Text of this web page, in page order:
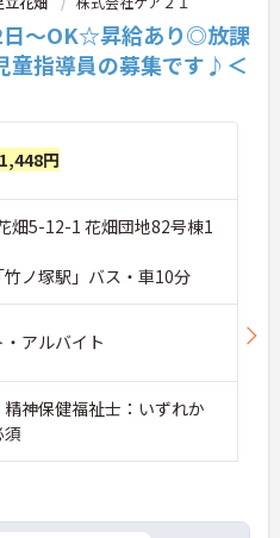
日～OK☆昇給あり◎放課
童指導員の募集です♪＜
円
畑5-12-1 花畑団地82号棟1
ノ塚駅」バス・車10分
アルバイト
神保健福祉士：いずれか